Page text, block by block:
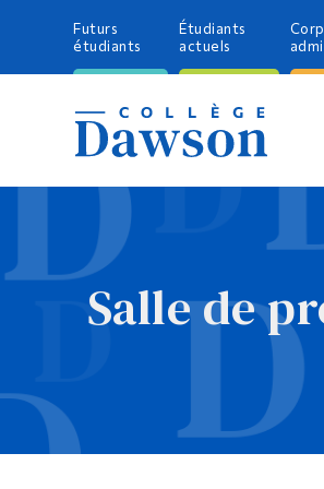
Futurs
étudiants
Étudiants
actuels
Salle de